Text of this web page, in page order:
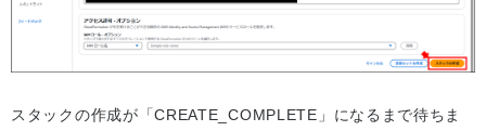
スタックの作成が「CREATE_COMPLETE」になるまで待ちま